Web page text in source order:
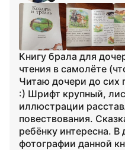
Книгу брала для
чтения в самолёте
Читаю дочери до сих
:) Шрифт крупный,
иллюстрации
повествования.
ребёнку интересна. В
фотографии данной